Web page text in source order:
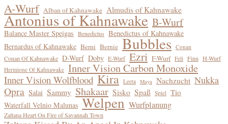
Blog
A-Wurf Alban of Kahnawake Almudis of Kahnawake
Antonius of Kahnawake B-Wurf
Balance Master Speigas Benedictus Benedictus of Kahnawake
Bernardus of Kahnawake Berni Bernie Bubbles Conan
Conan Of Kahnawake D-Wurf Doby E-Wurf Ezri F-Wurf Feli Finn H-Wurf
Hermione Of Kahnawake Inner Vision Carbon Monoxide
Inner Vision Wolfblood Kira Leeta Maya Nachzucht Nukka
Opra Salai Sammy Shakaar Sisko Spaß Spiel Tio
Waterfall Velnio Malunas Welpen Wurfplanung
Zaltana Heart On Fire of Savannah Town